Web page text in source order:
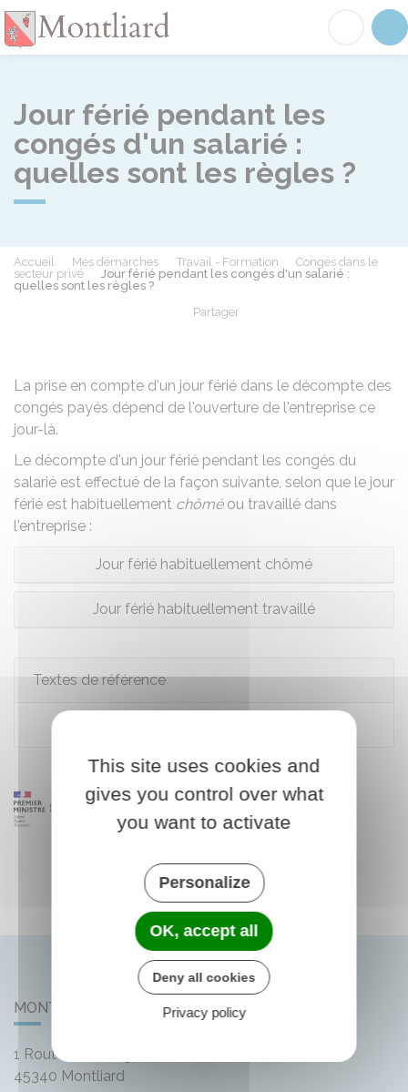
Jour férié pendant les
congés d'un salarié :
quelles sont les règles ?
Accueil Mes démarches Travail - Formation
Congés dans le
secteur privé
Jour férié pendant les congés d'un salarié :
quelles sont les règles ?
Partager
La prise en compte d'un jour férié dans le décompte des
congés payés dépend de l'ouverture de l'entreprise ce
jour-là.
Le décompte d'un jour férié pendant les congés du
salarié est effectué de la façon suivante, selon que le jour
férié est habituellement chôméou travaillé dans
l'entreprise :
Jour férié habituellement chômé
Jour férié habituellement travaillé
Textes de référence
Code du travail : articles L3141-3 à L3141-9
MONTLIARD
1 Route de Bellegarde
45340 Montliard
This site uses cookies and
gives you control over what
you want to activate
Personalize
OK, accept all
Deny all cookies
Privacy policy